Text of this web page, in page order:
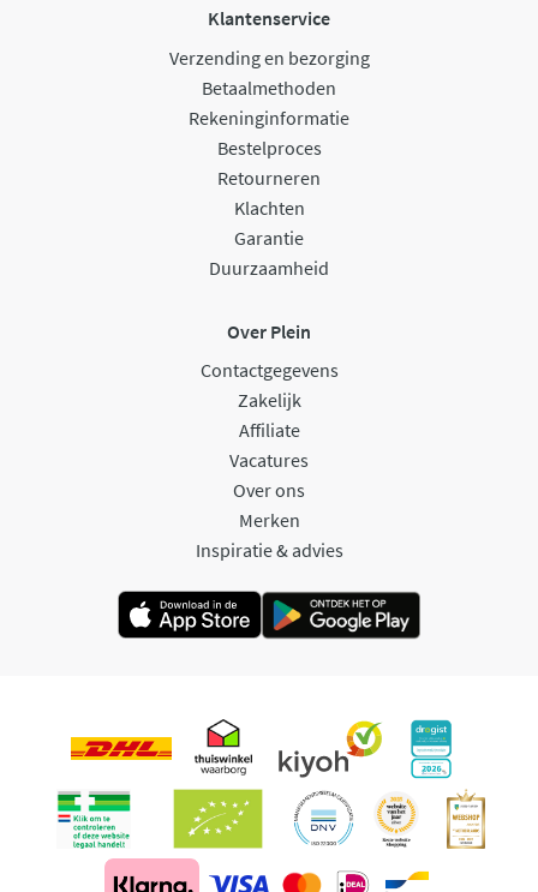
Klantenservice
Verzending en bezorging
Betaalmethoden
Rekeninginformatie
Bestelproces
Retourneren
Klachten
Garantie
Duurzaamheid
Over Plein
Contactgegevens
Zakelijk
Affiliate
Vacatures
Over ons
Merken
Inspiratie & advies